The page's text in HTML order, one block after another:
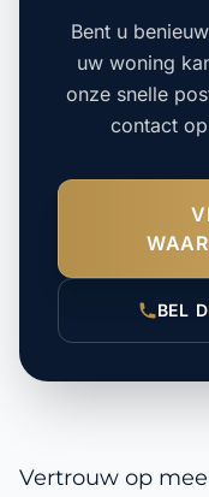
Bent u
uw woning
onze snelle
contact
BEL
Vertrouw op